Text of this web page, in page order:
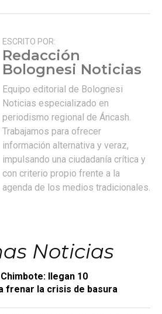
ESCRITO POR:
Redacción
Bolognesi Noticias
Equipo editorial de Bolognesi
Noticias especializado en
periodismo regional de Áncash.
Trabajamos para ofrecer
información alternativa y veraz,
impulsando una ciudadanía crítica y
con criterio propio frente a la
agenda de los medios tradicionales.
Noticias
llegan 10
frenar la crisis de basura